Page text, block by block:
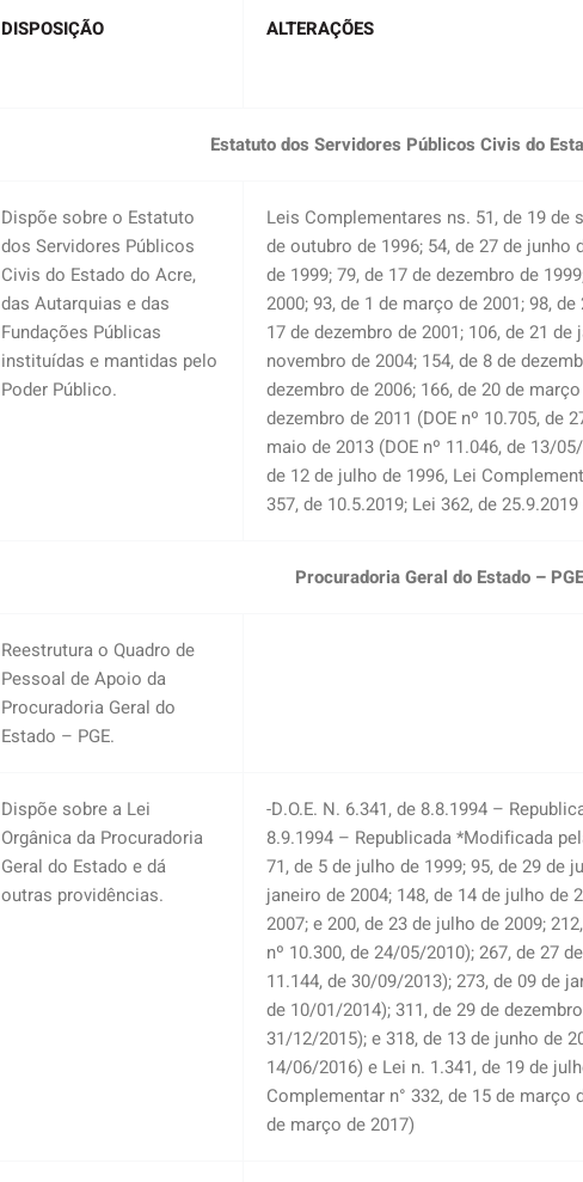
DISPOSIÇÃO ALTERAÇÕES
Estatuto dos Servidores Públicos Civis do
Dispõe sobre o Estatuto
dos Servidores Públicos
Civis do Estado do Acre,
das Autarquias e das
Fundações Públicas
instituídas e mantidas pelo
Poder Público.
Leis Complementares ns. 51, de 19 de
de outubro de 1996; 54, de 27 de junho
de 1999; 79, de 17 de dezembro de
2000; 93, de 1 de março de 2001; 98,
17 de dezembro de 2001; 106, de 21 de
novembro de 2004; 154, de 8 de
dezembro de 2006; 166, de 20 de
dezembro de 2011 (DOE nº 10.705, de
maio de 2013 (DOE nº 11.046, de 13/
de 12 de julho de 1996, Lei
357, de 10.5.2019; Lei 362, de
Procuradoria Geral do Estado – PGE
Reestrutura o Quadro de
Pessoal de Apoio da
Procuradoria Geral do
Estado – PGE.
Dispõe sobre a Lei
Orgânica da Procuradoria
Geral do Estado e dá
outras providências.
-D.O.E. N. 6.341, de 8.8.1994 –
8.9.1994 – Republicada *Modificada
71, de 5 de julho de 1999; 95, de 29 de
janeiro de 2004; 148, de 14 de julho de
2007; e 200, de 23 de julho de 2009;
nº 10.300, de 24/05/2010); 267, de 27
11.144, de 30/09/2013); 273, de 09 de
de 10/01/2014); 311, de 29 de
31/12/2015); e 318, de 13 de junho de
14/06/2016) e Lei n. 1.341, de 19 de
Complementar n° 332, de 15 de março
de março de 2017)